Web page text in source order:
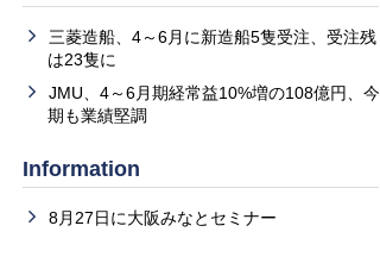
三菱造船、4～6月に新造船5隻受注、受注残
は23隻に
JMU、4～6月期経常益10%増の108億円、今
期も業績堅調
Information
8月27日に大阪みなとセミナー